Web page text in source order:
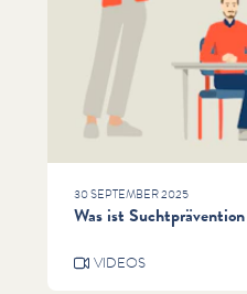
30 SEPTEMBER 2025
Was ist
VIDEOS